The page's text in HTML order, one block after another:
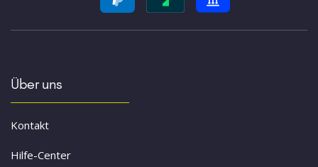
Über uns
Kontakt
Hilfe-Center